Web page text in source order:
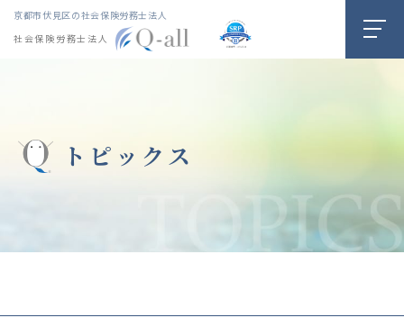
京都市伏見区の社会保険労務士法人
社会保険労務士法人
トピックス